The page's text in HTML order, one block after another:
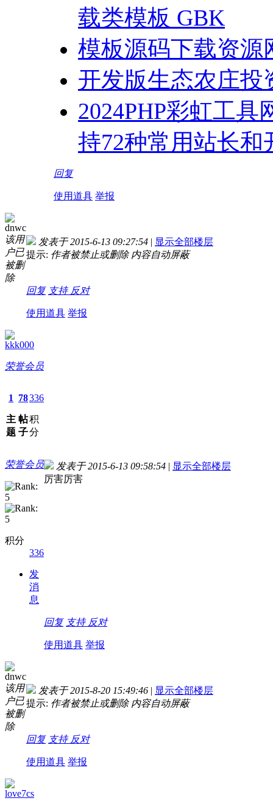
载类模板 GBK
模板源码下载资源
开发版生态农庄投
2024PHP彩虹工
持72种常用站长和
回复
使用道具 举报
dnwc
该用
户已
被删
除
发表于 2015-6-13 09:27:54 | 显示全部楼层
提示: 作者被禁止或删除 内容自动屏蔽
回复 支持 反对
使用道具 举报
kkk000
荣誉会员
1
主
题
78
帖
子
336
积
分
荣誉会员
积分
336
发
消
息
发表于 2015-6-13 09:58:54 | 显示全部楼层
厉害厉害
回复 支持 反对
使用道具 举报
dnwc
该用
户已
被删
除
发表于 2015-8-20 15:49:46 | 显示全部楼层
提示: 作者被禁止或删除 内容自动屏蔽
回复 支持 反对
使用道具 举报
love7cs